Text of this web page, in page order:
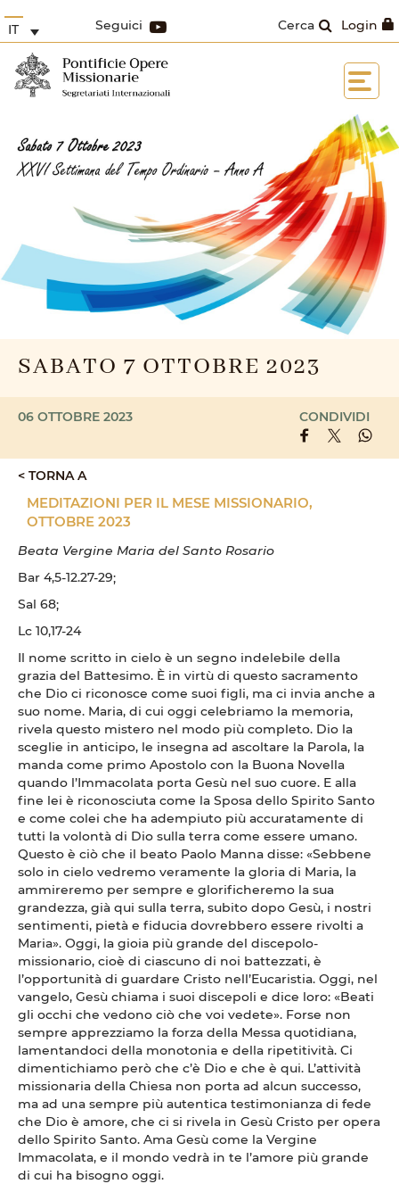
Login
Cerca
Seguici
IT
SABATO 7 OTTOBRE 2023
06 OTTOBRE 2023 CONDIVIDI
< TORNA A
MEDITAZIONI PER IL MESE MISSIONARIO,
OTTOBRE 2023
Beata Vergine Maria del Santo Rosario
Bar 4,5-12.27-29;
Sal 68;
Lc 10,17-24
Il nome scritto in cielo è un segno indelebile della
grazia del Battesimo. È in virtù di questo sacramento
che Dio ci riconosce come suoi figli, ma ci invia anche a
suo nome. Maria, di cui oggi celebriamo la memoria,
rivela questo mistero nel modo più completo. Dio la
sceglie in anticipo, le insegna ad ascoltare la Parola, la
manda come primo Apostolo con la Buona Novella
quando l’Immacolata porta Gesù nel suo cuore. E alla
fine lei è riconosciuta come la Sposa dello Spirito Santo
e come colei che ha adempiuto più accuratamente di
tutti la volontà di Dio sulla terra come essere umano.
Questo è ciò che il beato Paolo Manna disse: «Sebbene
solo in cielo vedremo veramente la gloria di Maria, la
ammireremo per sempre e glorificheremo la sua
grandezza, già qui sulla terra, subito dopo Gesù, i nostri
sentimenti, pietà e fiducia dovrebbero essere rivolti a
Maria». Oggi, la gioia più grande del discepolo-
missionario, cioè di ciascuno di noi battezzati, è
l’opportunità di guardare Cristo nell’Eucaristia. Oggi, nel
vangelo, Gesù chiama i suoi discepoli e dice loro: «Beati
gli occhi che vedono ciò che voi vedete». Forse non
sempre apprezziamo la forza della Messa quotidiana,
lamentandoci della monotonia e della ripetitività. Ci
dimentichiamo però che c’è Dio e che è qui. L’attività
missionaria della Chiesa non porta ad alcun successo,
ma ad una sempre più autentica testimonianza di fede
che Dio è amore, che ci si rivela in Gesù Cristo per opera
dello Spirito Santo. Ama Gesù come la Vergine
Immacolata, e il mondo vedrà in te l’amore più grande
di cui ha bisogno oggi.